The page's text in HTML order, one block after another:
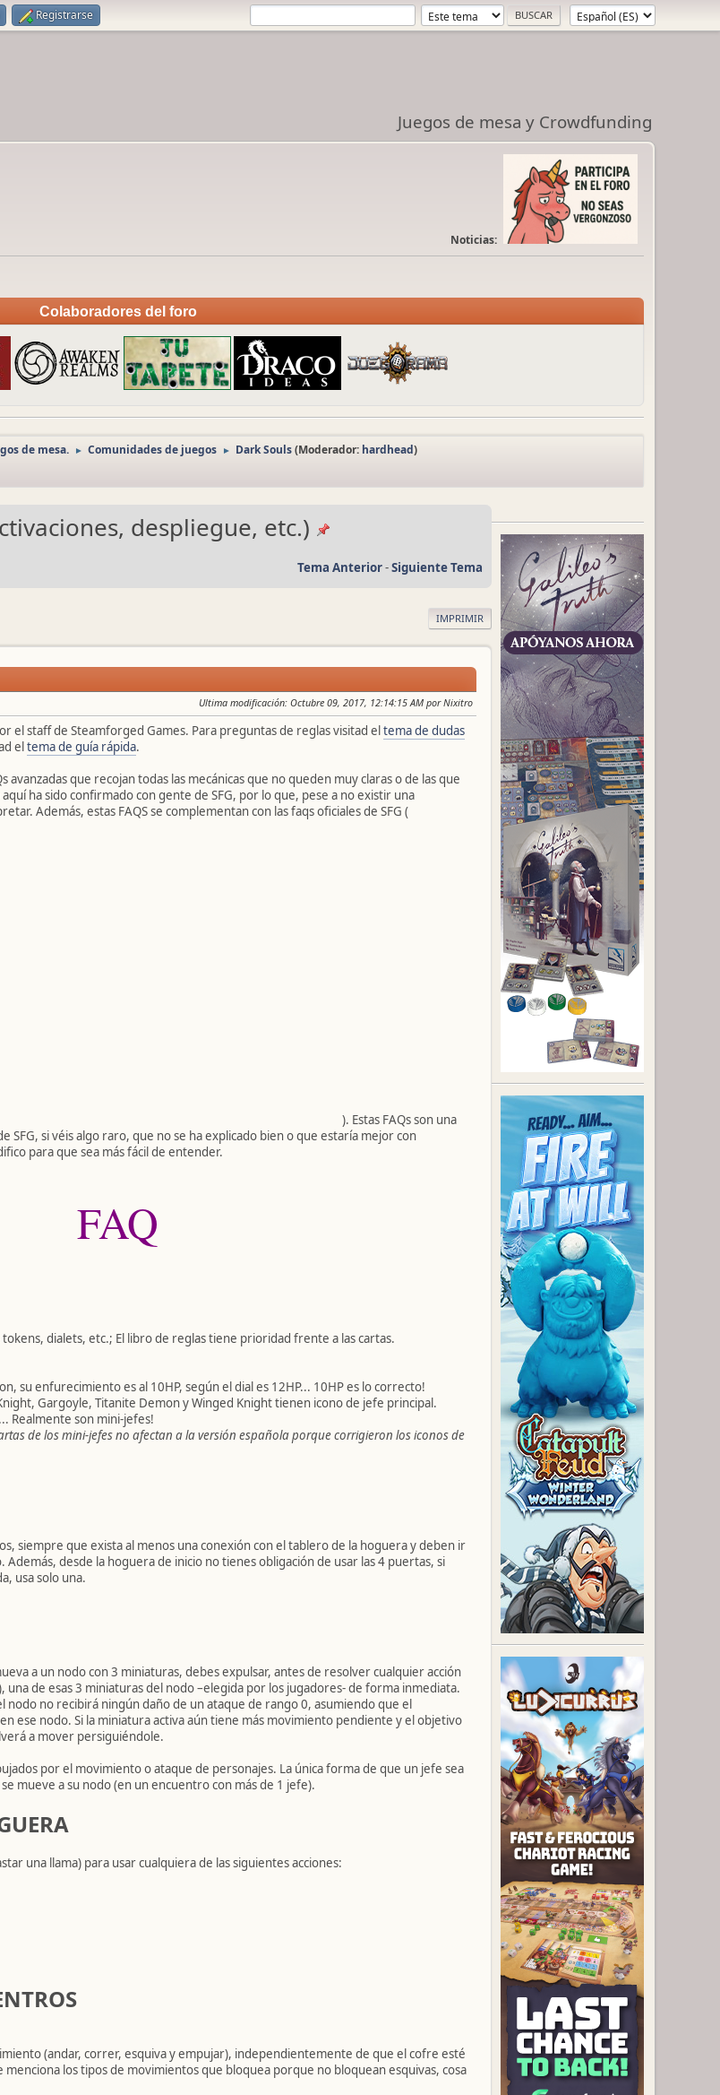
Registrarse
Juegos de mesa y Crowdfunding
Noticias:
Colaboradores del foro
de mesa. ► Comunidades de juegos ► Dark Souls(Moderador: hardhead)
despliegue, etc.)
Tema Anterior-Siguiente Tema
IMPRIMIR
Ultima modificación: Octubre 09, 2017, 12:14:15 AM por Nixitro
el staff de Steamforged Games. Para preguntas de reglas visitad eltema de dudas
eltema de guía rápida.
avanzadas que recojan todas las mecánicas que no queden muy claras o de las que
ha sido confirmado con gente de SFG, por lo que, pese a no existir una
Además, estas FAQS se complementan con las faqs oficiales de SFG (
). Estas FAQs son una
SFG, si véis algo raro, que no se ha explicado bien o que estaría mejor con
para que sea más fácil de entender.
FAQ
dialets, etc.; El libro de reglas tiene prioridad frente a las cartas.
su enfurecimiento es al 10HP, según el dial es 12HP... 10HP es lo correcto!
Gargoyle, Titanite Demon y Winged Knight tienen icono de jefe principal.
Realmente son mini-jefes!
de los mini-jefes no afectan a la versión española porque corrigieron los iconos de
siempre que exista al menos una conexión con el tablero de la hoguera y deben ir
desde la hoguera de inicio no tienes obligación de usar las 4 puertas, si
usa solo una.
a un nodo con 3 miniaturas, debes expulsar, antes de resolver cualquier acción
de esas 3 miniaturas del nodo –elegida por los jugadores- de forma inmediata.
nodo no recibirá ningún daño de un ataque de rango 0, asumiendo que el
ese nodo. Si la miniatura activa aún tiene más movimiento pendiente y el objetivo
a mover persiguiéndole.
por el movimiento o ataque de personajes. La única forma de que un jefe sea
mueve a su nodo (en un encuentro con más de 1 jefe).
una llama) para usar cualquiera de las siguientes acciones:
(andar, correr, esquiva y empujar), independientemente de que el cofre esté
los tipos de movimientos que bloquea porque no bloquean esquivas, cosa